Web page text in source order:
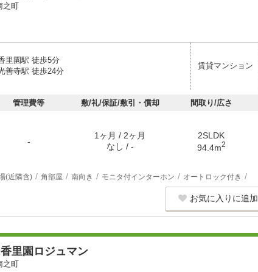
之町
里園駅 徒歩5分
善寺駅 徒歩24分
賃貸マンション
管理費等 敷/礼/保証/敷引・償却 間取り/広さ
-
1ヶ月 / 2ヶ月
なし / -
2SLDK
94.4m2
(近隣含) 角部屋 南向き モニタ付インターホン オートロック付き
お気に入りに追加
里園ロジュマン
之町